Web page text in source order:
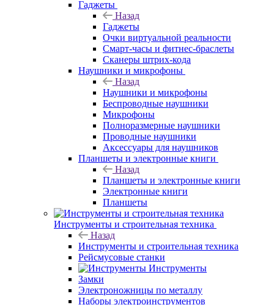
Гаджеты
Назад
Гаджеты
Очки виртуальной реальности
Смарт-часы и фитнес-браслеты
Сканеры штрих-кода
Наушники и микрофоны
Назад
Наушники и микрофоны
Беспроводные наушники
Микрофоны
Полноразмерные наушники
Проводные наушники
Аксессуары для наушников
Планшеты и электронные книги
Назад
Планшеты и электронные книги
Электронные книги
Планшеты
Инструменты и строительная техника
Назад
Инструменты и строительная техника
Рейсмусовые станки
Инструменты
Замки
Электроножницы по металлу
Наборы электроинструментов